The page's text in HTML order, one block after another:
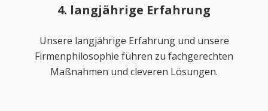
4. langjährige Erfahrung
Unsere langjährige Erfahrung und unsere
Firmenphilosophie führen zu fachgerechten
Maßnahmen und cleveren Lösungen.